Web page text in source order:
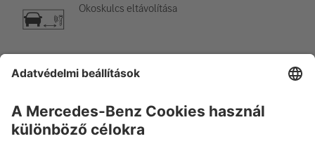
Okoskulcs eltávolítása
Légkondicionáló elem
Figyelem, alacsony hőmérséklet